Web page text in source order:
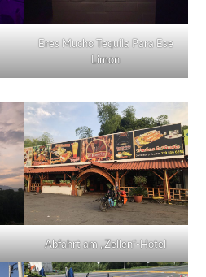
Eres Mucho Tequila Para Ese
Limon
Abfahrt am „Zellen“-Hotel